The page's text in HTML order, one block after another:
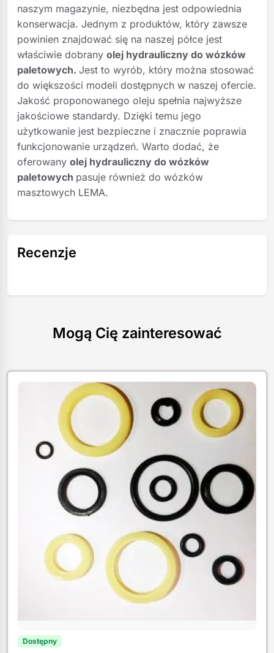
naszym magazynie, niezbędna jest odpowiednia
konserwacja. Jednym z produktów, który zawsze
powinien znajdować się na naszej półce jest
właściwie dobrany olej hydrauliczny do wózków
paletowych. Jest to wyrób, który można stosować
do większości modeli dostępnych w naszej ofercie.
Jakość proponowanego oleju spełnia najwyższe
jakościowe standardy. Dzięki temu jego
użytkowanie jest bezpieczne i znacznie poprawia
funkcjonowanie urządzeń. Warto dodać, że
oferowany olej hydrauliczny do wózków
paletowych pasuje również do wózków
masztowych LEMA.
Recenzje
Mogą Cię zainteresować
Dostępny